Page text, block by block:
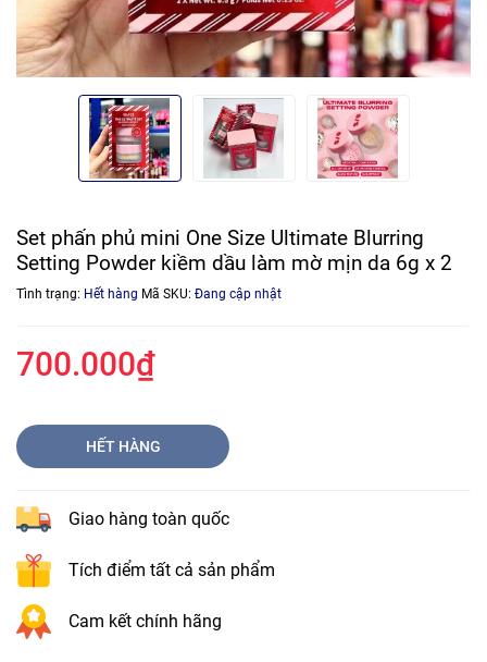
Set phấn phủ mini One Size Ultimate Blurring
Setting Powder kiềm dầu làm mờ mịn da 6g x 2
Tình trạng: Hết hàng Mã SKU: Đang cập nhật
700.000₫
HẾT HÀNG
Giao hàng toàn quốc
Tích điểm tất cả sản phẩm
Cam kết chính hãng